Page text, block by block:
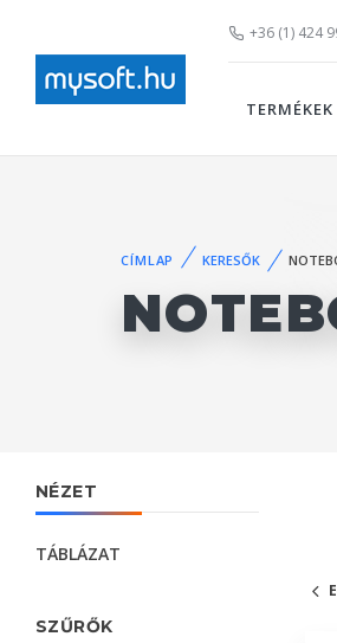
+36 (1) 424
TERMÉKEK
CÍMLAP KERESŐK
NÉZET
TÁBLÁZAT
SZŰRŐK